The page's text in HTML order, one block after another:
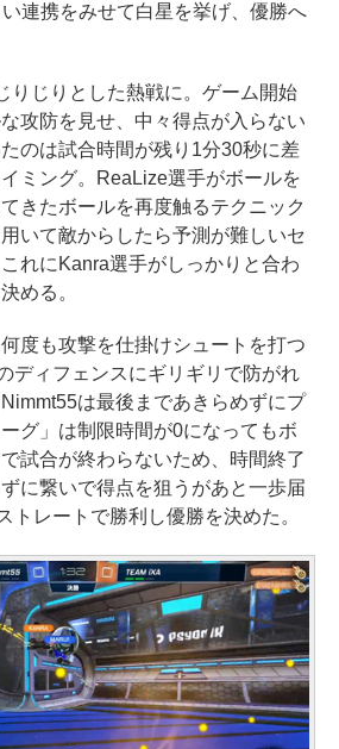
連携をみせて白星を挙げ、優勝へ
じりとした熱戦に。ゲーム開始
攻防を見せ、中々得点が入らない
のは試合時間が残り1分30秒に差
ミング。ReaLize選手がボールを
きたボールを再度触るテクニック
用いて敵からしたら予測が難しいセ
れにKanra選手がしっかりと合わ
める。
度も攻撃を仕掛けシュートを打つ
ディフェンスにギリギリで防がれ
は最後まであきらめずにプ
グ」は制限時間が0になってもボ
試合が終わらないため、時間終了
に繋いで得点を狙うがあと一歩届
トレートで勝利し優勝を決めた。